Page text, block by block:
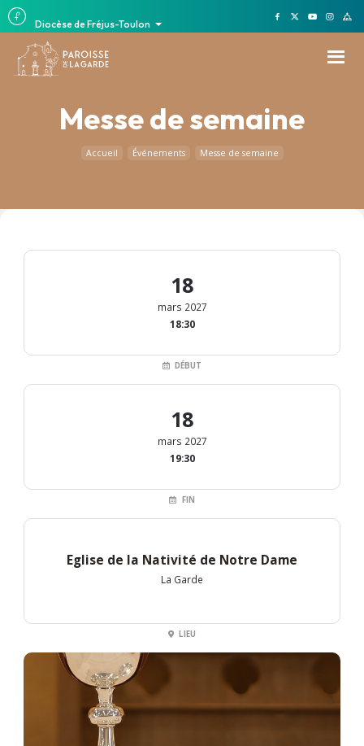
Diocèse de Fréjus-Toulon
Messe de semaine
Accueil Événements Messe de semaine
18
mars 2027
18:30
DÉBUT
18
mars 2027
19:30
FIN
Eglise de la Nativité de Notre Dame
La Garde
LIEU